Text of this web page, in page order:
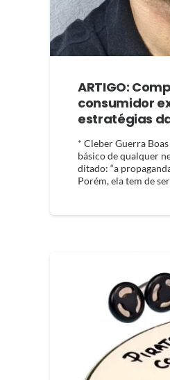
ARTIGO:
consumidor
estratégias
* Cleber Guerra
básico de qualquer
ditado: “a
Porém, ela tem de